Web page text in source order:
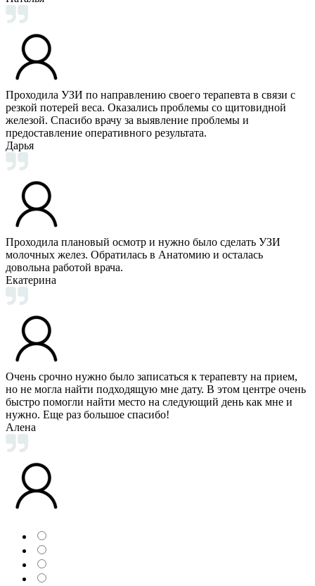
Проходила УЗИ по направлению своего терапевта в связи с
резкой потерей веса. Оказались проблемы со щитовидной
железой. Спасибо врачу за выявление проблемы и
предоставление оперативного результата.
Дарья
Проходила плановый осмотр и нужно было сделать УЗИ
молочных желез. Обратилась в Анатомию и осталась
довольна работой врача.
Екатерина
Очень срочно нужно было записаться к терапевту на прием,
но не могла найти подходящую мне дату. В этом центре очень
быстро помогли найти место на следующий день как мне и
нужно. Еще раз большое спасибо!
Алена